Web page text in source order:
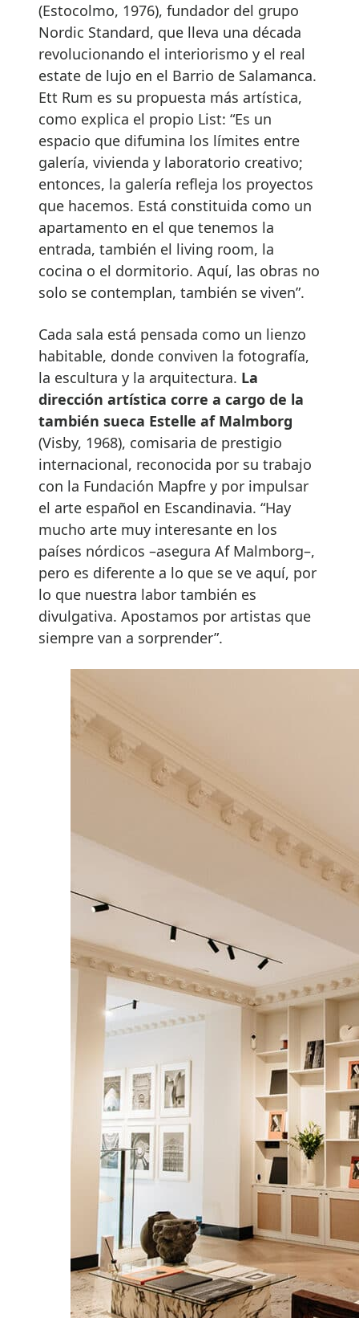
(Estocolmo, 1976), fundador del grupo
Nordic Standard, que lleva una década
revolucionando el interiorismo y el real
estate de lujo en el Barrio de Salamanca.
Ett Rum es su propuesta más artística,
como explica el propio List: “Es un
espacio que difumina los límites entre
galería, vivienda y laboratorio creativo;
entonces, la galería refleja los proyectos
que hacemos. Está constituida como un
apartamento en el que tenemos la
entrada, también el living room, la
cocina o el dormitorio. Aquí, las obras no
solo se contemplan, también se viven”.
Cada sala está pensada como un lienzo
habitable, donde conviven la fotografía,
la escultura y la arquitectura. La
dirección artística corre a cargo de la
también sueca Estelle af Malmborg
(Visby, 1968), comisaria de prestigio
internacional, reconocida por su trabajo
con la Fundación Mapfre y por impulsar
el arte español en Escandinavia. “Hay
mucho arte muy interesante en los
países nórdicos –asegura Af Malmborg–,
pero es diferente a lo que se ve aquí, por
lo que nuestra labor también es
divulgativa. Apostamos por artistas que
siempre van a sorprender”.